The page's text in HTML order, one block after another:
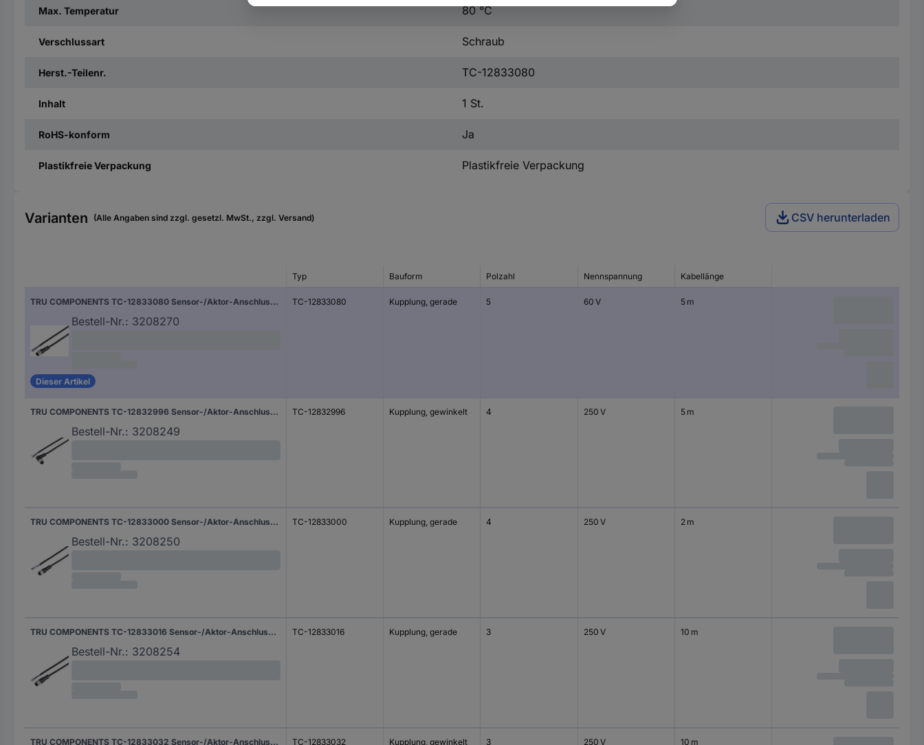
Max. Temperatur 80 °C
Verschlussart Schraub
Herst.-Teilenr. TC-12833080
Inhalt 1 St.
RoHS-konform Ja
Plastikfreie Verpackung Plastikfreie Verpackung
Varianten (Alle Angaben sind zzgl. gesetzl. MwSt., zzgl. Versand) CSV herunterladen
Typ Bauform Polzahl Nennspannung Kabellänge
TRU COMPONENTS TC-12833080 Sensor-/Aktor-Anschlussleitung M12 Kupplung, gerade 5 m Polzahl Sensoren: 5 1 St.
Bestell-Nr.: 3208270
Dieser Artikel
TC-12833080 Kupplung, gerade 5 60 V 5 m
TRU COMPONENTS TC-12832996 Sensor-/Aktor-Anschlussleitung M12 Kupplung, gewinkelt 5 m Polzahl Sensoren: 4 1 St.
Bestell-Nr.: 3208249
TC-12832996 Kupplung, gewinkelt 4 250 V 5 m
TRU COMPONENTS TC-12833000 Sensor-/Aktor-Anschlussleitung M12 Kupplung, gerade 2 m Polzahl Sensoren: 4 1 St.
Bestell-Nr.: 3208250
TC-12833000 Kupplung, gerade 4 250 V 2 m
TRU COMPONENTS TC-12833016 Sensor-/Aktor-Anschlussleitung M12 Kupplung, gerade 10 m Polzahl Sensoren: 3 1 St.
Bestell-Nr.: 3208254
TC-12833016 Kupplung, gerade 3 250 V 10 m
TRU COMPONENTS TC-12833032 Sensor-/Aktor-Anschlussleitung M12 Kupplung, gewinkelt 10 m Polzahl Sensoren: 3 1 St. TC-12833032 Kupplung, gewinkelt 3 250 V 10 m